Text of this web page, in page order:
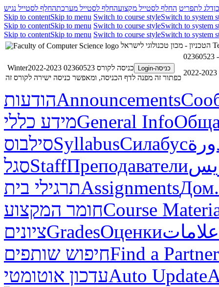
דלג לתפריט החלף לסטייל מקצועהחלף לסטייל מערכתהחלף לסטייל נגיש
Skip to contentSkip to menu Switch to course styleSwitch to system
Skip to contentSkip to menu Switch to course styleSwitch to system
Skip to contentSkip to menu Switch to course styleSwitch to system
כניסה-Login
כניסה לקורס 02360523 Winter2022-2023
כפתור זה מפנה לדף הכניסה, ומאפשר כניסה ישירה לקורס זה
הודעותAnnouncements
מידע כלליGeneral Info
סילבוסSyllabusСилабус
סגלStaffПреподаватели
תרגילי ביתAssignmentsДом.
חומר המקצועCourse
ציוניםGradesОценкиعلامات
חיפוש שותפיםFind a Partner
עדכון אוטומטיAuto Update